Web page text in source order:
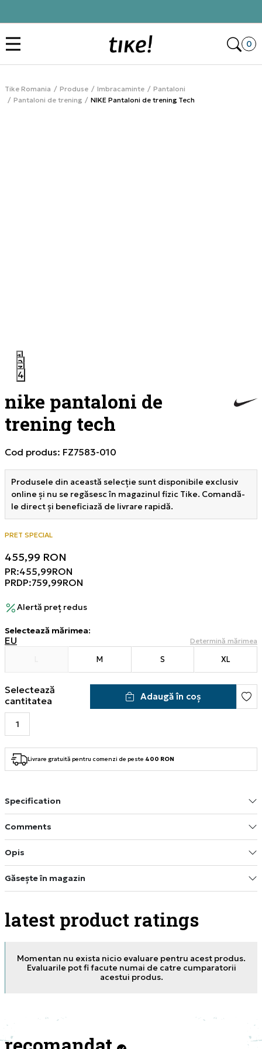
0
Tike Romania Produse Imbracaminte
Pantaloni
Pantaloni de trening
NIKE Pantaloni de trening Tech
1
2
3
4
nike pantaloni de
trening tech
Cod produs: FZ7583-010
Produsele din această selecție sunt disponibile exclusiv
online și nu se regăsesc în magazinul fizic Tike. Comandă-
le direct și beneficiază de livrare rapidă.
PRET SPECIAL
455,99 RON
PR:455,99RON
PRDP:759,99RON
Alertă preț redus
Selectează mărimea:
EU Determină mărimea
M S XL
Selectează
cantitatea
Adaugă în coș
Livrare gratuită pentru comenzi de peste 400 RON
Specification
Comments
Opis
Găsește în magazin
latest product ratings
Momentan nu exista nicio evaluare pentru acest produs.
Evaluarile pot fi facute numai de catre cumparatorii
acestui produs.